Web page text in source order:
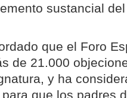
sustancial
que el Foro
de 21.000
y ha
que los padres